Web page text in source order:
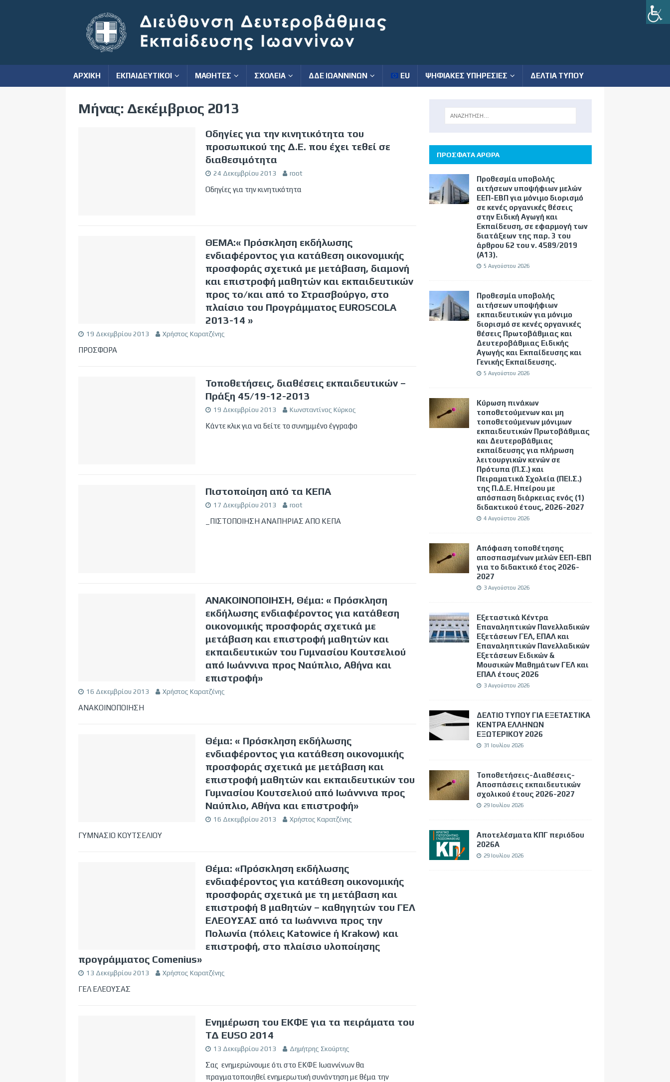
ΑΡΧΙΚΗ ΕΚΠΑΙΔΕΥΤΙΚΟΙ ΜΑΘΗΤΕΣ ΣΧΟΛΕΙΑ ΔΔΕ ΙΩΑΝΝΙΝΩΝ EU ΨΗΦΙΑΚΕΣ ΥΠΗΡΕΣΙΕΣ ΔΕΛΤΙΑ ΤΥΠΟΥ
Μήνας: Δεκέμβριος 2013
Oδηγίες για την κινητικότητα του
προσωπικού της Δ.Ε. που έχει τεθεί σε
διαθεσιμότητα
24 Δεκεμβρίου 2013 root
Oδηγίες για την κινητικότητα
ΘΕΜΑ:« Πρόσκληση εκδήλωσης
ενδιαφέροντος για κατάθεση οικονομικής
προσφοράς σχετικά με μετάβαση, διαμονή
και επιστροφή μαθητών και εκπαιδευτικών
προς το/και από το Στρασβούργο, στο
πλαίσιο του Προγράμματος EUROSCOLA
2013-14 »
19 Δεκεμβρίου 2013 Χρήστος Καρατζένης
ΠΡΟΣΦΟΡΑ
Τοποθετήσεις, διαθέσεις εκπαιδευτικών –
Πράξη 45/19-12-2013
19 Δεκεμβρίου 2013 Κωνσταντίνος Κύρκος
Κάντε κλικ για να δείτε το συνημμένο έγγραφο
Πιστοποίηση από τα ΚΕΠΑ
17 Δεκεμβρίου 2013 root
_ΠΙΣΤΟΠΟΙΗΣΗ ΑΝΑΠΗΡΙΑΣ ΑΠΟ ΚΕΠΑ
ΑΝΑΚΟΙΝΟΠΟΙΗΣΗ, Θέμα: « Πρόσκληση
εκδήλωσης ενδιαφέροντος για κατάθεση
οικονομικής προσφοράς σχετικά με
μετάβαση και επιστροφή μαθητών και
εκπαιδευτικών του Γυμνασίου Κουτσελιού
από Ιωάννινα προς Ναύπλιο, Αθήνα και
επιστροφή»
16 Δεκεμβρίου 2013 Χρήστος Καρατζένης
ΑΝΑΚΟΙΝΟΠΟΙΗΣΗ
Θέμα: « Πρόσκληση εκδήλωσης
ενδιαφέροντος για κατάθεση οικονομικής
προσφοράς σχετικά με μετάβαση και
επιστροφή μαθητών και εκπαιδευτικών του
Γυμνασίου Κουτσελιού από Ιωάννινα προς
Ναύπλιο, Αθήνα και επιστροφή»
16 Δεκεμβρίου 2013 Χρήστος Καρατζένης
ΓΥΜΝΑΣΙΟ ΚΟΥΤΣΕΛΙΟΥ
Θέμα: «Πρόσκληση εκδήλωσης
ενδιαφέροντος για κατάθεση οικονομικής
προσφοράς σχετικά με τη μετάβαση και
επιστροφή 8 μαθητών – καθηγητών του ΓΕΛ
ΕΛΕΟΥΣΑΣ από τα Ιωάννινα προς την
Πολωνία (πόλεις Katowice ή Krakow) και
επιστροφή, στο πλαίσιο υλοποίησης
προγράμματος Comenius»
13 Δεκεμβρίου 2013 Χρήστος Καρατζένης
ΓΕΛ ΕΛΕΟΥΣΑΣ
Ενημέρωση του ΕΚΦΕ για τα πειράματα του
ΤΔ EUSO 2014
13 Δεκεμβρίου 2013 Δημήτρης Σκούρτης
Σας ενημερώνουμε ότι στο ΕΚΦΕ Ιωαννίνων θα
πραγματοποιηθεί ενημερωτική συνάντηση με θέμα την
ΠΡΟΣΦΑΤΑ ΑΡΘΡΑ
Προθεσμία υποβολής
αιτήσεων υποψήφιων μελών
ΕΕΠ-ΕΒΠ για μόνιμο διορισμό
σε κενές οργανικές θέσεις
στην Ειδική Αγωγή και
Εκπαίδευση, σε εφαρμογή των
διατάξεων της παρ. 3 του
άρθρου 62 του ν. 4589/2019
(Α΄13).
5 Αυγούστου 2026
Προθεσμία υποβολής
αιτήσεων υποψήφιων
εκπαιδευτικών για μόνιμο
διορισμό σε κενές οργανικές
θέσεις Πρωτοβάθμιας και
Δευτεροβάθμιας Ειδικής
Αγωγής και Εκπαίδευσης και
Γενικής Εκπαίδευσης.
5 Αυγούστου 2026
Κύρωση πινάκων
τοποθετούμενων και μη
τοποθετούμενων μόνιμων
εκπαιδευτικών Πρωτοβάθμιας
και Δευτεροβάθμιας
εκπαίδευσης για πλήρωση
λειτουργικών κενών σε
Πρότυπα (Π.Σ.) και
Πειραματικά Σχολεία (ΠΕΙ.Σ.)
της Π.Δ.Ε. Ηπείρου με
απόσπαση διάρκειας ενός (1)
διδακτικού έτους, 2026-2027
4 Αυγούστου 2026
Απόφαση τοποθέτησης
αποσπασμένων μελών ΕΕΠ-ΕΒΠ
για το διδακτικό έτος 2026-
2027
3 Αυγούστου 2026
Εξεταστικά Κέντρα
Επαναληπτικών Πανελλαδικών
Εξετάσεων ΓΕΛ, ΕΠΑΛ και
Επαναληπτικών Πανελλαδικών
Εξετάσεων Ειδικών &
Μουσικών Μαθημάτων ΓΕΛ και
ΕΠΑΛ έτους 2026
3 Αυγούστου 2026
ΔΕΛΤΙΟ ΤΥΠΟΥ ΓΙΑ ΕΞΕΤΑΣΤΙΚΑ
ΚΕΝΤΡΑ ΕΛΛΗΝΩΝ
ΕΞΩΤΕΡΙΚΟΥ 2026
31 Ιουλίου 2026
Τοποθετήσεις-Διαθέσεις-
Αποσπάσεις εκπαιδευτικών
σχολικού έτους 2026-2027
29 Ιουλίου 2026
Αποτελέσματα ΚΠΓ περιόδου
2026Α
29 Ιουλίου 2026